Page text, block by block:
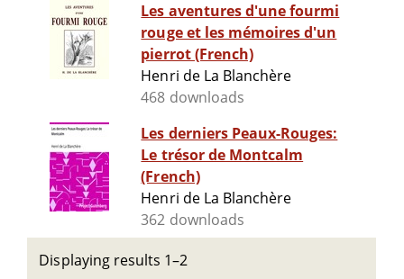
Les aventures d'une fourmi
rouge et les mémoires d'un
pierrot (French)
Henri de La Blanchère
468 downloads
Les derniers Peaux-Rouges:
Le trésor de Montcalm
(French)
Henri de La Blanchère
362 downloads
Displaying results 1–2